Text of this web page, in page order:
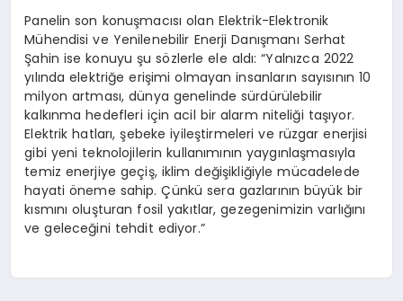
Panelin son konuşmacısı olan Elektrik-Elektronik
Mühendisi ve Yenilenebilir Enerji Danışmanı Serhat
Şahin ise konuyu şu sözlerle ele aldı: “Yalnızca 2022
yılında elektriğe erişimi olmayan insanların sayısının 10
milyon artması, dünya genelinde sürdürülebilir
kalkınma hedefleri için acil bir alarm niteliği taşıyor.
Elektrik hatları, şebeke iyileştirmeleri ve rüzgar enerjisi
gibi yeni teknolojilerin kullanımının yaygınlaşmasıyla
temiz enerjiye geçiş, iklim değişikliğiyle mücadelede
hayati öneme sahip. Çünkü sera gazlarının büyük bir
kısmını oluşturan fosil yakıtlar, gezegenimizin varlığını
ve geleceğini tehdit ediyor.”